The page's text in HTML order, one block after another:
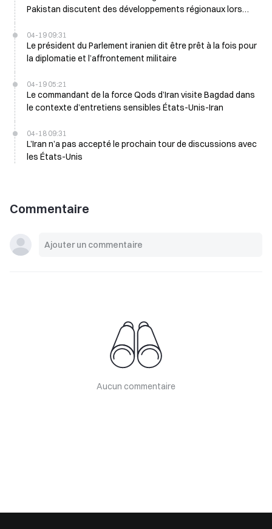
Pakistan discutent des développements régionaux lors
04-19 09:31
Le président du Parlement iranien dit être prêt à la fois pour
la diplomatie et l’affrontement militaire
04-19 05:21
Le commandant de la force Qods d’Iran visite Bagdad dans
le contexte d’entretiens sensibles États-Unis-Iran
04-18 09:31
L’Iran n’a pas accepté le prochain tour de discussions avec
les États-Unis
Commentaire
Aucun commentaire